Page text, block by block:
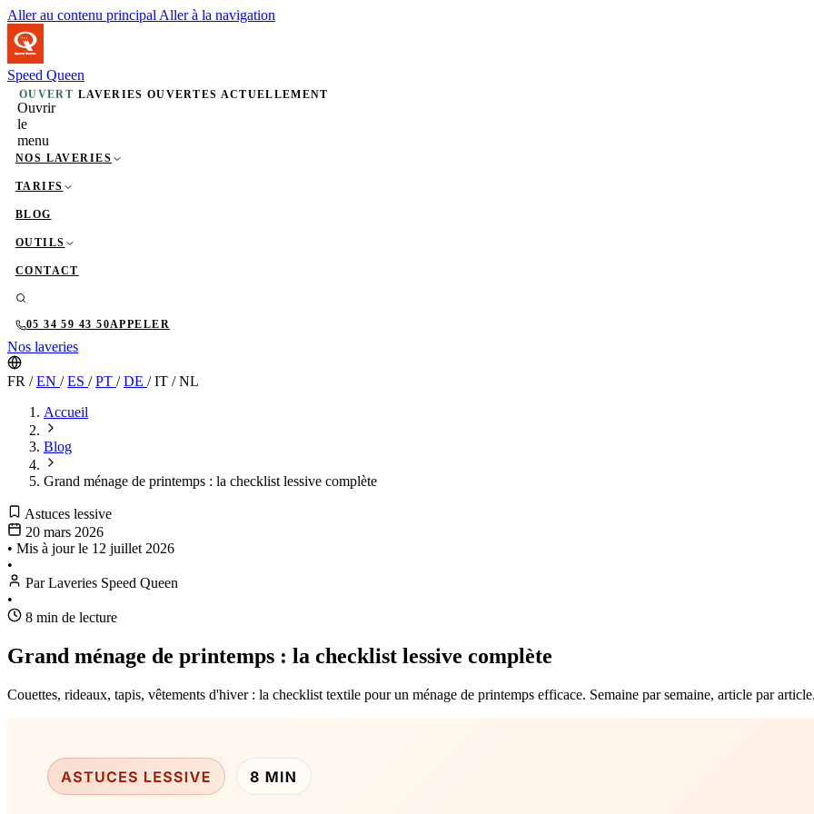
Aller au contenu principal Aller à la navigation
Speed Queen
OUVERT LAVERIES OUVERTES ACTUELLEMENT
Ouvrir
le
menu
NOS LAVERIES
TARIFS
BLOG
OUTILS
CONTACT
05 34 59 43 50APPELER
Nos laveries
FR /EN /ES /PT /DE /IT /NL
Accueil
Blog
Grand ménage de printemps : la checklist lessive complète
Astuces lessive
20 mars 2026
• Mis à jour le 12 juillet 2026
•
Par Laveries Speed Queen
•
8 min de lecture
Grand ménage de printemps : la checklist lessive complète
Couettes, rideaux, tapis, vêtements d'hiver : la checklist textile pour un ménage de printemps efficace. Semaine par semaine, article par